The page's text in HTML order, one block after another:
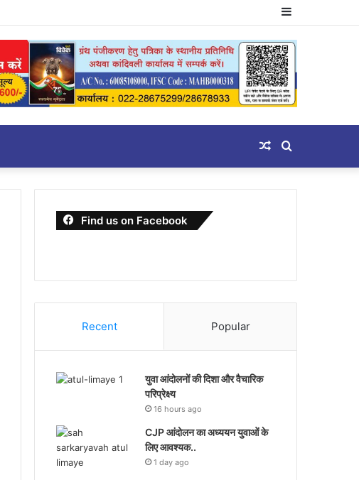
Sidebar
Search
for
Random
Article
Find us on Facebook
Recent Popular
युवा आंदोलनों की दिशा और वैचारिक
परिप्रेक्ष्य
16 hours ago
CJP आंदोलन का अध्ययन युवाओं के
लिए आवश्यक..
1 day ago